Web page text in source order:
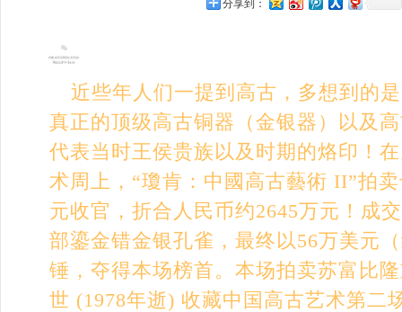
分享到：
近些年人们一提到高古，多想到的
真正的顶级高古铜器（金银器）以及
代表当时王侯贵族以及时期的烙印！
术周上，“瓊肯：中國高古藝術 II”拍
元收官，折合人民币约2645万元！成
部鎏金错金银孔雀 ，最终以56万美元
锤，夺得本场榜首。 本场拍卖苏富比
世 (1978年逝) 收藏中国高古艺术第二